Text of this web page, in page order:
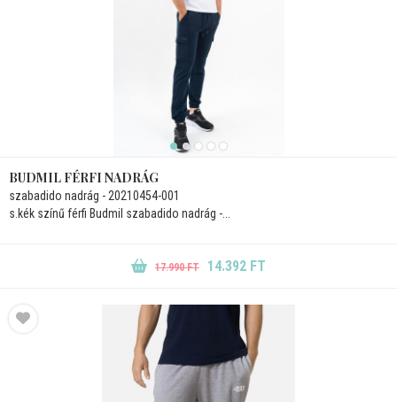
BUDMIL FÉRFI NADRÁG
szabadido nadrág - 20210454-001
s.kék színű férfi Budmil szabadido nadrág -...
17.990 FT 14.392 FT